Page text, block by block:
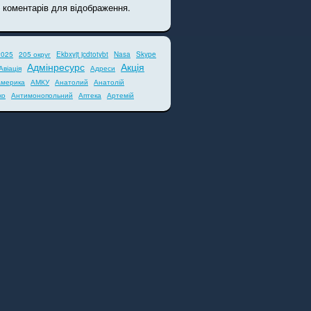
для відображення.
205 округ Ekbxyjt jcdtotybt Nasa Skype
Адмінресурс Адреси Акція
АМКУ Анатолий
Анатолій
Антимонопольний Аптека Артемій